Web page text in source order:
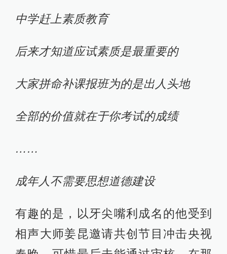
中学赶上素质教育
后来才知道应试素质是最重要的
大家拼命补课报班为的是出人头地
全部的价值就在于你考试的成绩
……
成年人不需要思想道德建设
有趣的是，以牙尖嘴利成名的他受到
相声大师姜昆邀请共创节目冲击央视